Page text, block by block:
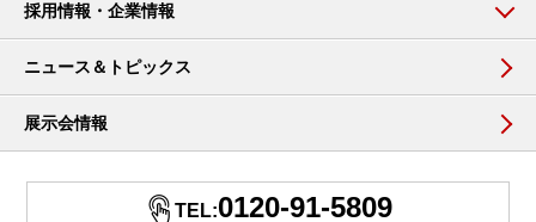
採用情報・企業情報
ニュース＆トピックス
展示会情報
TEL:0120-91-5809